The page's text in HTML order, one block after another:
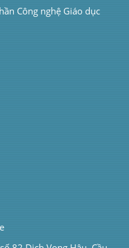
Công nghệ Giáo dục